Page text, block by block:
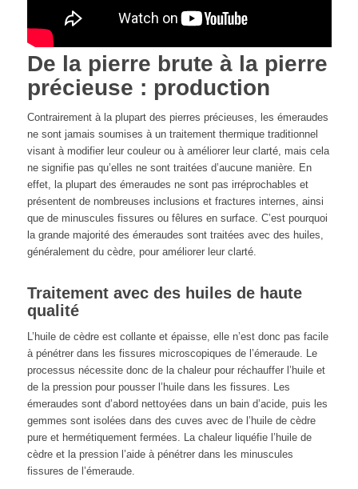
De la pierre brute à la pierre
précieuse : production
Contrairement à la plupart des pierres précieuses, les émeraudes
ne sont jamais soumises à un traitement thermique traditionnel
visant à modifier leur couleur ou à améliorer leur clarté, mais cela
ne signifie pas qu’elles ne sont traitées d’aucune manière. En
effet, la plupart des émeraudes ne sont pas irréprochables et
présentent de nombreuses inclusions et fractures internes, ainsi
que de minuscules fissures ou fêlures en surface. C’est pourquoi
la grande majorité des émeraudes sont traitées avec des huiles,
généralement du cèdre, pour améliorer leur clarté.
Traitement avec des huiles de haute
qualité
L’huile de cèdre est collante et épaisse, elle n’est donc pas facile
à pénétrer dans les fissures microscopiques de l’émeraude. Le
processus nécessite donc de la chaleur pour réchauffer l’huile et
de la pression pour pousser l’huile dans les fissures. Les
émeraudes sont d’abord nettoyées dans un bain d’acide, puis les
gemmes sont isolées dans des cuves avec de l’huile de cèdre
pure et hermétiquement fermées. La chaleur liquéfie l’huile de
cèdre et la pression l’aide à pénétrer dans les minuscules
fissures de l’émeraude.